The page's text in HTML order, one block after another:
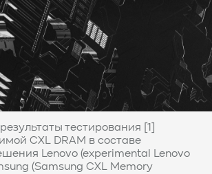
тестирования [1]
CXL DRAM в составе
Lenovo (experimental Lenovo
(Samsung CXL Memory